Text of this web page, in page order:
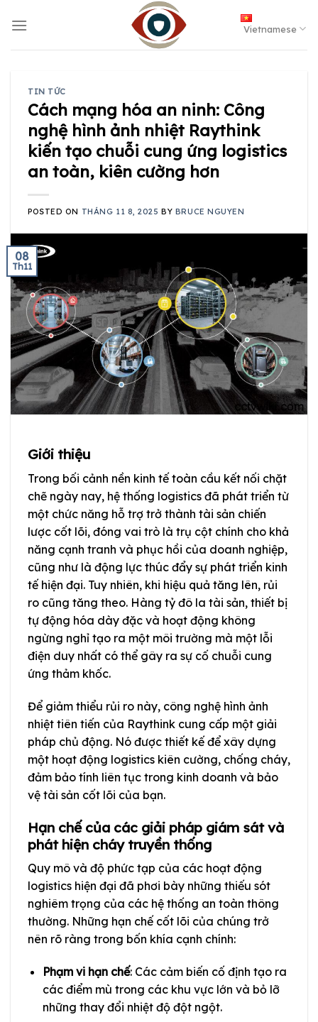
Vietnamese
TIN TỨC
Cách mạng hóa an ninh: Công
nghệ hình ảnh nhiệt Raythink
kiến tạo chuỗi cung ứng logistics
an toàn, kiên cường hơn
POSTED ON THÁNG 11 8, 2025 BY BRUCE NGUYEN
08
Th11
Giới thiệu
Trong bối cảnh nền kinh tế toàn cầu kết nối chặt
chẽ ngày nay, hệ thống logistics đã phát triển từ
một chức năng hỗ trợ trở thành tài sản chiến
lược cốt lõi, đóng vai trò là trụ cột chính cho khả
năng cạnh tranh và phục hồi của doanh nghiệp,
cũng như là động lực thúc đẩy sự phát triển kinh
tế hiện đại. Tuy nhiên, khi hiệu quả tăng lên, rủi
ro cũng tăng theo. Hàng tỷ đô la tài sản, thiết bị
tự động hóa dày đặc và hoạt động không
ngừng nghỉ tạo ra một môi trường mà một lỗi
điện duy nhất có thể gây ra sự cố chuỗi cung
ứng thảm khốc.
Để giảm thiểu rủi ro này, công nghệ hình ảnh
nhiệt tiên tiến của Raythink cung cấp một giải
pháp chủ động. Nó được thiết kế để xây dựng
một hoạt động logistics kiên cường, chống cháy,
đảm bảo tính liên tục trong kinh doanh và bảo
vệ tài sản cốt lõi của bạn.
Hạn chế của các giải pháp giám sát và
phát hiện cháy truyền thống
Quy mô và độ phức tạp của các hoạt động
logistics hiện đại đã phơi bày những thiếu sót
nghiêm trọng của các hệ thống an toàn thông
thường. Những hạn chế cốt lõi của chúng trở
nên rõ ràng trong bốn khía cạnh chính:
Phạm vi hạn chế: Các cảm biến cố định tạo ra
các điểm mù trong các khu vực lớn và bỏ lỡ
những thay đổi nhiệt độ đột ngột.